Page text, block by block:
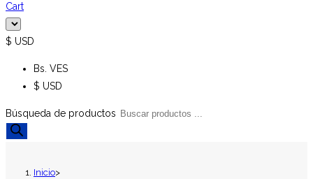
Cart
$ USD
Bs. VES
$ USD
Búsqueda de productos
Inicio>